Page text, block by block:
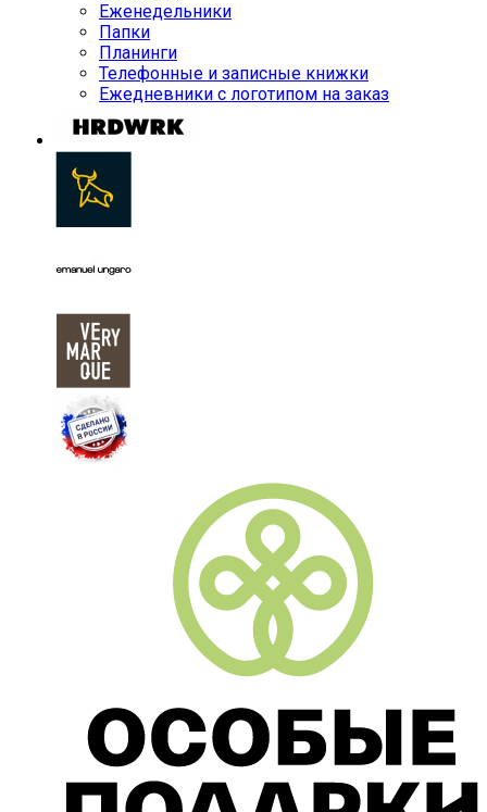
Еженедельники
Папки
Планинги
Телефонные и записные книжки
Ежедневники с логотипом на заказ